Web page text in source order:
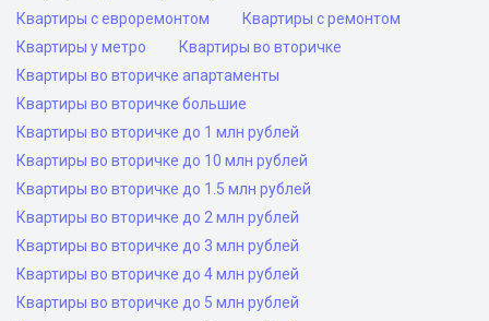
Квартиры с евроремонтом
Квартиры с ремонтом
Квартиры у метро
Квартиры во вторичке
Квартиры во вторичке апартаменты
Квартиры во вторичке большие
Квартиры во вторичке до 1 млн рублей
Квартиры во вторичке до 10 млн рублей
Квартиры во вторичке до 1.5 млн рублей
Квартиры во вторичке до 2 млн рублей
Квартиры во вторичке до 3 млн рублей
Квартиры во вторичке до 4 млн рублей
Квартиры во вторичке до 5 млн рублей